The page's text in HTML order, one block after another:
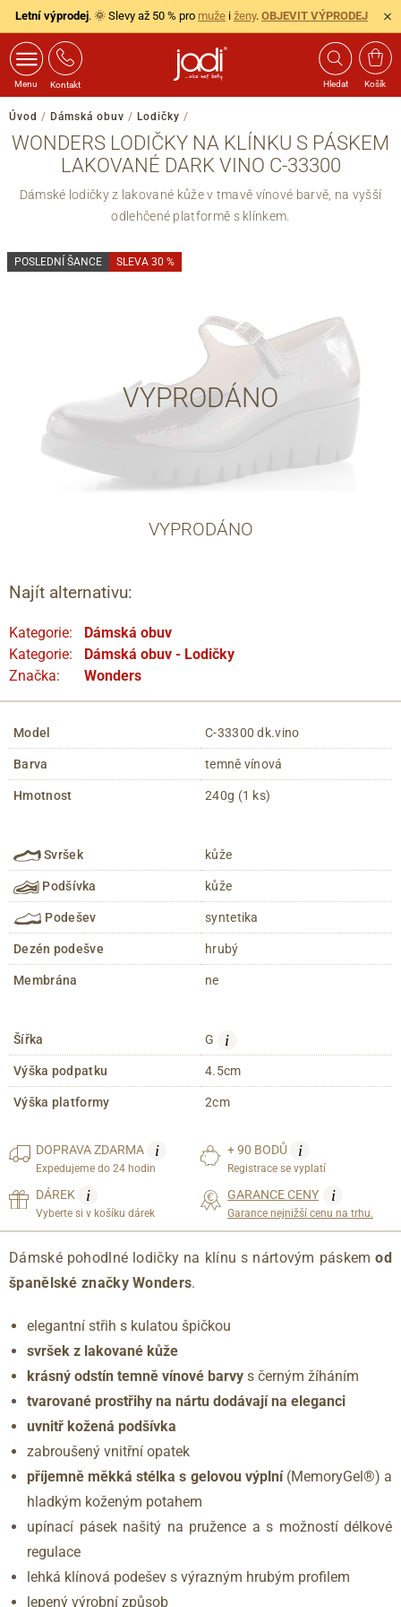
Letní výprodej. 🌞 Slevy až 50 % pro muže i ženy. OBJEVIT VÝPRODEJ
Menu Kontakt Hledat Košík
Úvod / Dámská obuv / Lodičky /
WONDERS LODIČKY NA KLÍNKU S PÁSKEM
LAKOVANÉ DARK VINO C-33300
Dámské lodičky z lakované kůže v tmavě vínové barvě, na vyšší
odlehčené platformě s klínkem.
VYPRODÁNO
POSLEDNÍ ŠANCE SLEVA 30 %
VYPRODÁNO
Najít alternativu:
Kategorie:
Dámská obuv
Kategorie:
Dámská obuv - Lodičky
Značka:
Wonders
Model C-33300 dk.vino
Barva temně vínová
Hmotnost 240g (1 ks)
Svršek kůže
Podšívka kůže
Podešev syntetika
Dezén podešve hrubý
Membrána ne
Šířka G i
Výška podpatku 4.5cm
Výška platformy 2cm
DOPRAVAZDARMA i
Expedujeme do 24 hodin
+ 90 BODŮ i
Registrace se vyplatí
DÁREK i
Vyberte si v košíku dárek
GARANCE CENY i
Garance nejnižší cenu na trhu.
Dámské pohodlné lodičky na klínu s nártovým páskemod
španělské značky Wonders.
elegantní střih s kulatou špičkou
svršek z lakované kůže
krásný odstín temně vínové barvy s černým žíháním
tvarované prostřihy na nártu dodávají na eleganci
uvnitř kožená podšívka
zabroušený vnitřní opatek
příjemně měkká stélka s gelovou výplní(MemoryGel®) a
hladkým koženým potahem
upínací pásek našitý na pružence a s možností délkové
regulace
lehká klínová podešev s výrazným hrubým profilem
lepený výrobní způsob